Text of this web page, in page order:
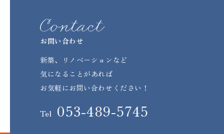
お問い合わせ
新築、リノベーションなど
気になることがあれば
お気軽にお問い合わせください！
Tel 053-489-5745